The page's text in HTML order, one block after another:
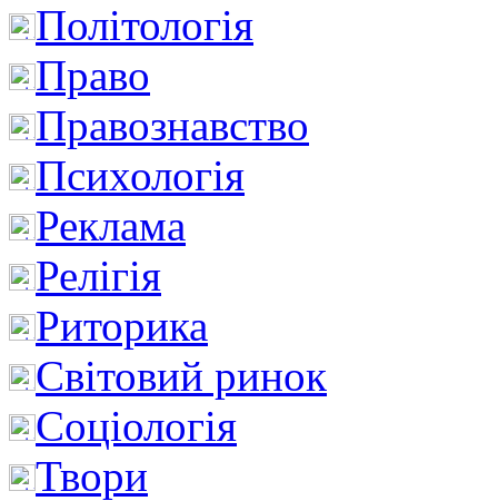
Політологія
Право
Правознавство
Психологія
Реклама
Релігія
Риторика
Світовий ринок
Соціологія
Твори